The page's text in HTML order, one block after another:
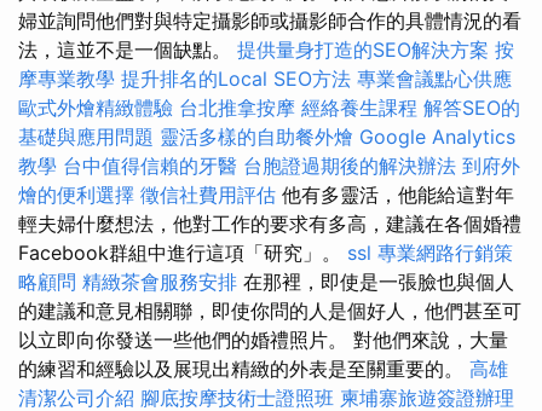
婦並詢問他們對與特定攝影師或攝影師合作的具體情況的看
法，這並不是一個缺點。 提供量身打造的SEO解決方案 按
摩專業教學 提升排名的Local SEO方法 專業會議點心供應
歐式外燴精緻體驗 台北推拿按摩 經絡養生課程 解答SEO的
基礎與應用問題 靈活多樣的自助餐外燴 Google Analytics
教學 台中值得信賴的牙醫 台胞證過期後的解決辦法 到府外
燴的便利選擇 徵信社費用評估 他有多靈活，他能給這對年
輕夫婦什麼想法，他對工作的要求有多高，建議在各個婚禮
Facebook群組中進行這項「研究」。 ssl 專業網路行銷策
略顧問 精緻茶會服務安排 在那裡，即使是一張臉也與個人
的建議和意見相關聯，即使你問的人是個好人，他們甚至可
以立即向你發送一些他們的婚禮照片。 對他們來說，大量
的練習和經驗以及展現出精緻的外表是至關重要的。 高雄
清潔公司介紹 腳底按摩技術士證照班 柬埔寨旅遊簽證辦理